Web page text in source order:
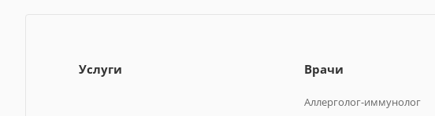
Услуги Врачи
Аллерголог-иммунолог